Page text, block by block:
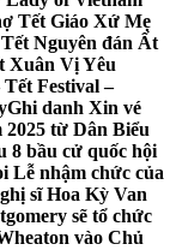
Tết Giáo Xứ Mẹ
Nguyên đán Ất
Xuân Vị Yêu
Festival –
Ghi danh Xin vé
từ Dân Biểu
8 bầu cử quốc hội
Lễ nhậm chức của
sĩ Hoa Kỳ Van
sẽ tổ chức
vào Chủ